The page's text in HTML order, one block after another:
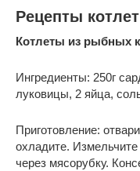
Рецепты
Котлеты из рыбных
Ингредиенты: 250г
луковицы, 2 яйца,
Приготовление:
охладите.
через мясорубку.